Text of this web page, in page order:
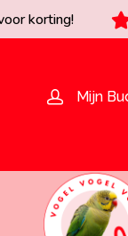
korting!
Mijn